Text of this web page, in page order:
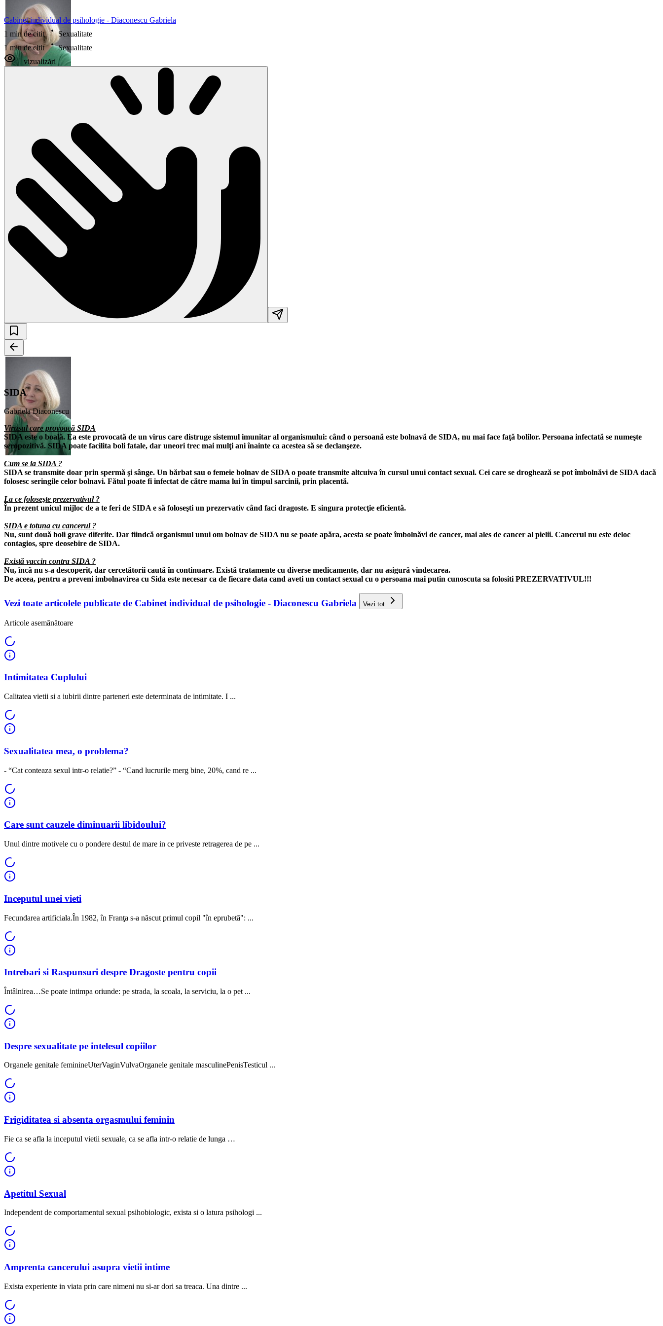
Cabinet individual de psihologie - Diaconescu Gabriela
1 min de citit
Sexualitate
1 min de citit
Sexualitate
vizualizări
SIDA
Gabriela Diaconescu
Virusul care provoacă SIDA
SIDA este o boală. Ea este provocată de un virus care distruge sistemul imunitar al organismului: când o persoană este bolnavă de SIDA, nu mai face faţă bolilor. Persoana infectată se numeşte
seropozitivă. SIDA poate facilita boli fatale, dar uneori trec mai mulţi ani înainte ca acestea să se declanşeze.
Cum se ia SIDA ?
SIDA se transmite doar prin spermă şi sânge. Un bărbat sau o femeie bolnav de SIDA o poate transmite altcuiva în cursul unui contact sexual. Cei care se droghează se pot îmbolnăvi de SIDA dacă
folosesc seringile celor bolnavi. Fătul poate fi infectat de către mama lui în timpul sarcinii, prin placentă.
La ce foloseşte prezervativul ?
În prezent unicul mijloc de a te feri de SIDA e să foloseşti un prezervativ când faci dragoste. E singura protecţie eficientă.
SIDA e totuna cu cancerul ?
Nu, sunt două boli grave diferite. Dar fiindcă organismul unui om bolnav de SIDA nu se poate apăra, acesta se poate îmbolnăvi de cancer, mai ales de cancer al pielii. Cancerul nu este deloc
contagios, spre deosebire de SIDA.
Există vaccin contra SIDA ?
Nu, încă nu s-a descoperit, dar cercetătorii caută în continuare. Există tratamente cu diverse medicamente, dar nu asigură vindecarea.
De aceea, pentru a preveni imbolnavirea cu Sida este necesar ca de fiecare data cand aveti un contact sexual cu o persoana mai putin cunoscuta sa folositi PREZERVATIVUL!!!
Vezi toate articolele publicate de Cabinet individual de psihologie - Diaconescu Gabriela Vezi tot
Articole asemănătoare
Intimitatea Cuplului
Calitatea vietii si a iubirii dintre parteneri este determinata de intimitate. I ...
Sexualitatea mea, o problema?
- “Cat conteaza sexul intr-o relatie?” - “Cand lucrurile merg bine, 20%, cand re ...
Care sunt cauzele diminuarii libidoului?
Unul dintre motivele cu o pondere destul de mare in ce priveste retragerea de pe ...
Inceputul unei vieti
Fecundarea artificiala.În 1982, în Franţa s-a născut primul copil "în eprubetă": ...
Intrebari si Raspunsuri despre Dragoste pentru copii
Întâlnirea…Se poate intimpa oriunde: pe strada, la scoala, la serviciu, la o pet ...
Despre sexualitate pe intelesul copiilor
Organele genitale feminineUterVaginVulvaOrganele genitale masculinePenisTesticul ...
Frigiditatea si absenta orgasmului feminin
Fie ca se afla la inceputul vietii sexuale, ca se afla intr-o relatie de lunga …
Apetitul Sexual
Independent de comportamentul sexual psihobiologic, exista si o latura psihologi ...
Amprenta cancerului asupra vietii intime
Exista experiente in viata prin care nimeni nu si-ar dori sa treaca. Una dintre ...